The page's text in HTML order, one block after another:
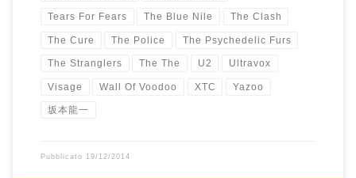
Tears For Fears The Blue Nile The Clash
The Cure The Police The Psychedelic Furs
The Stranglers The The U2 Ultravox
Visage Wall Of Voodoo XTC Yazoo
坂本龍一
Pubblicato 19/12/2014